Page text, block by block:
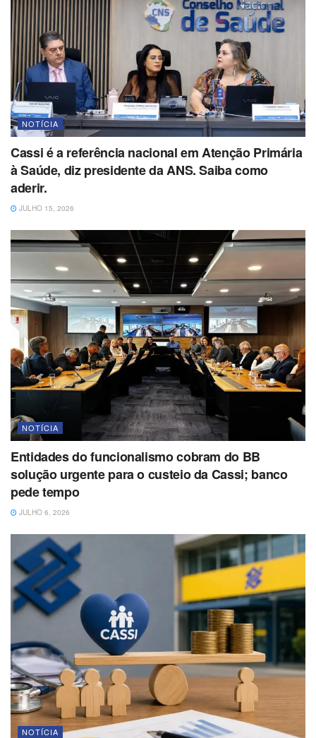
NOTÍCIA
Cassi é a referência nacional em Atenção Primária
à Saúde, diz presidente da ANS. Saiba como
aderir.
JULHO 15, 2026
NOTÍCIA
Entidades do funcionalismo cobram do BB
solução urgente para o custeio da Cassi; banco
pede tempo
JULHO 6, 2026
NOTÍCIA